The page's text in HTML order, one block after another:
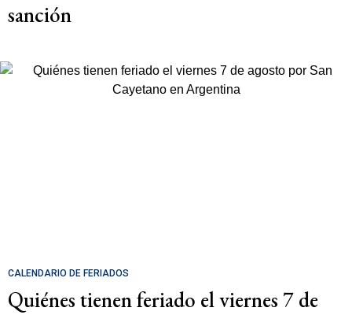
sanción
CALENDARIO DE FERIADOS
Quiénes tienen feriado el viernes 7 de